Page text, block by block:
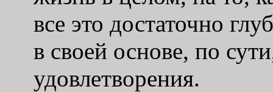
все это достаточно
в своей основе, по
удовлетворения.